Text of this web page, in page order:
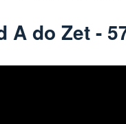
A do Zet -